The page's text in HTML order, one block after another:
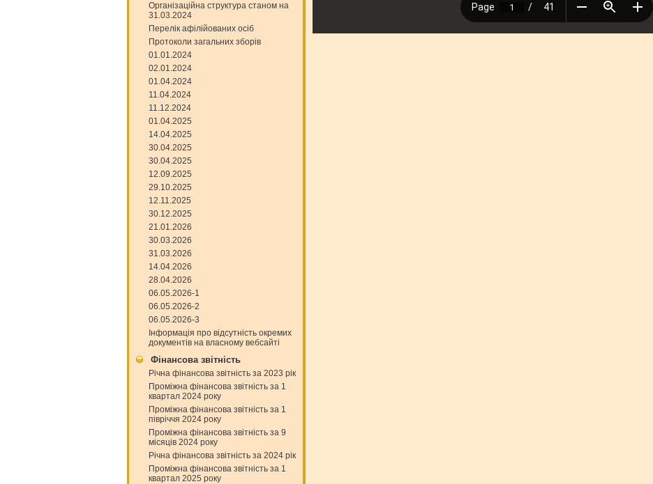
Організаційна структура станом на
31.03.2024
Перелік афілійованих осіб
Протоколи загальних зборів
01.01.2024
02.01.2024
01.04.2024
11.04.2024
11.12.2024
01.04.2025
14.04.2025
30.04.2025
30.04.2025
12.09.2025
29.10.2025
12.11.2025
30.12.2025
21.01.2026
30.03.2026
31.03.2026
14.04.2026
28.04.2026
06.05.2026-1
06.05.2026-2
06.05.2026-3
Інформація про відсутність окремих
документів на власному вебсайті
Фінансова звітність
Річна фінансова звітність за 2023 рік
Проміжна фінансова звітність за 1
квартал 2024 року
Проміжна фінансова звітність за 1
півріччя 2024 року
Проміжна фінансова звітність за 9
місяців 2024 року
Річна фінансова звітність за 2024 рік
Проміжна фінансова звітність за 1
квартал 2025 року